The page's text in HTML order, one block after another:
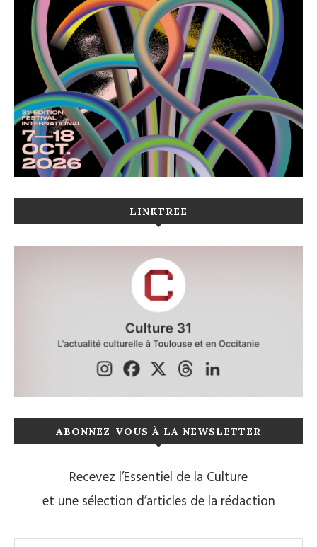
LINKTREE
ABONNEZ-VOUS À LA NEWSLETTER
Recevez l’Essentiel de la Culture
et une sélection d’articles de la rédaction